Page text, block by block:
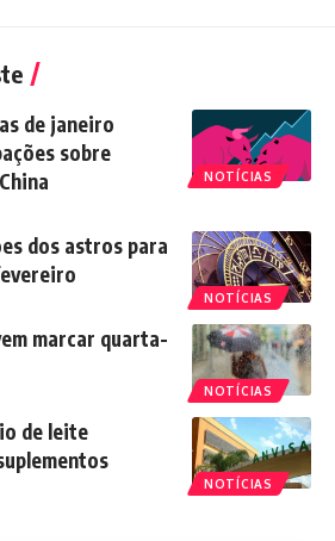
NOTÍCIAS
de janeiro
sobre
NOTÍCIAS
dos astros para
NOTÍCIAS
marcar quarta-
NOTÍCIAS
de leite